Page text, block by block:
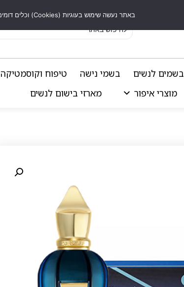
בשמים לנשים בשמי נישה
טיפוח וקוסמטיקה
מוצרי איפור מארזי בישום לנשים
באתר נעשה שימוש בעוגיות (Cookies) וכלים דומים לשיפור חוויית הגלישה, התאמת תוכן אישי וביצוע ניתוחים סטטיסטיים.